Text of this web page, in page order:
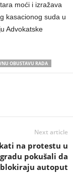
moći i izražava
kasacionog suda u
Advokatske
OBUSTAVU RADA
Next article
na protestu u
pokušali da
blokiraju autoput